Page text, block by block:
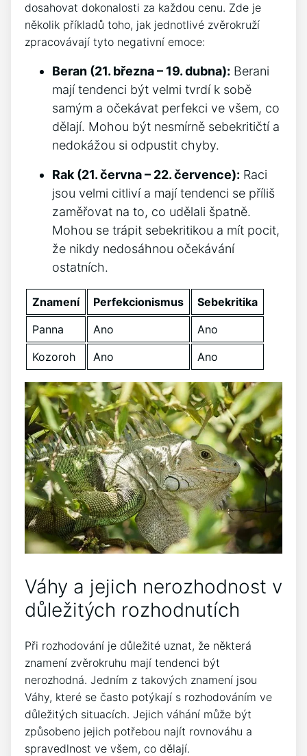
dosahovat dokonalosti za každou cenu. Zde je
několik příkladů toho, jak jednotlivé zvěrokruží
zpracovávají tyto negativní emoce:
Beran (21. března – 19. dubna): Berani
mají tendenci být velmi tvrdí k sobě
samým a očekávat perfekci ve všem, co
dělají. Mohou být nesmírně sebekritičtí a
nedokážou si odpustit chyby.
Rak (21. června – 22. července): Raci
jsou velmi citliví a mají tendenci se příliš
zaměřovat na to, co udělali špatně.
Mohou se trápit sebekritikou a mít pocit,
že nikdy nedosáhnou očekávání
ostatních.
Znamení Perfekcionismus
Sebekritika
Panna
Ano
Ano
Kozoroh
Ano Ano
Váhy a jejich nerozhodnost v
důležitých rozhodnutích
Při rozhodování je důležité uznat, že některá
znamení zvěrokruhu mají tendenci být
nerozhodná. Jedním z takových znamení jsou
Váhy, které se často potýkají s rozhodováním ve
důležitých situacích. Jejich váhání může být
způsobeno jejich potřebou najít rovnováhu a
spravedlnost ve všem, co dělají.